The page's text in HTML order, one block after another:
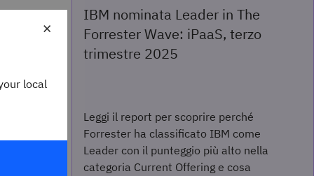
IBM nominata Leader in The
Forrester Wave: iPaaS, terzo
trimestre 2025
Leggi il report per scoprire perché
Forrester ha classificato IBM come
Leader con il punteggio più alto nella
categoria Current Offering e cosa
×
local